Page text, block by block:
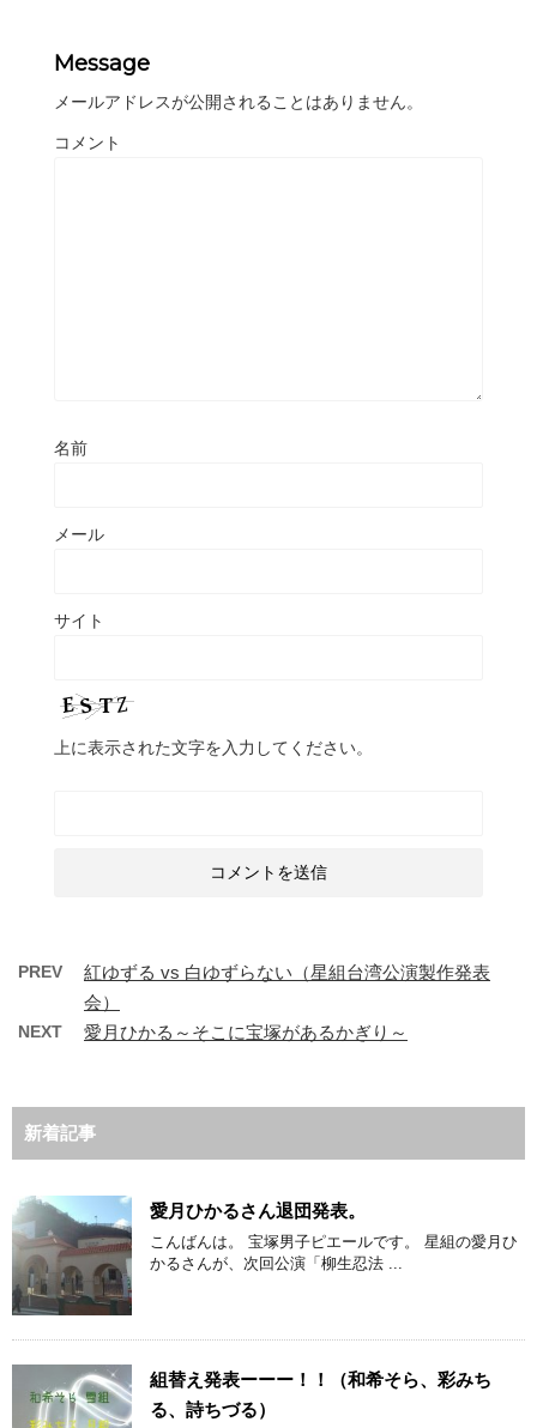
Message
メールアドレスが公開されることはありません。
コメント
名前
メール
サイト
上に表示された文字を入力してください。
PREV
紅ゆずる vs 白ゆずらない（星組台湾公演製作発表
会）
NEXT 愛月ひかる～そこに宝塚があるかぎり～
新着記事
愛月ひかるさん退団発表。
こんばんは。 宝塚男子ピエールです。 星組の愛月ひ
かるさんが、次回公演「柳生忍法 ...
組替え発表ーーー！！（和希そら、彩みち
る、詩ちづる）